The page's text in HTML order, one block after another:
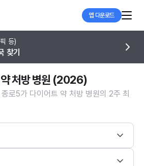
앱 다운로드
등)
찾기
처방 병원 (2026)
로5가 다이어트 약 처방 병원의 2주 최